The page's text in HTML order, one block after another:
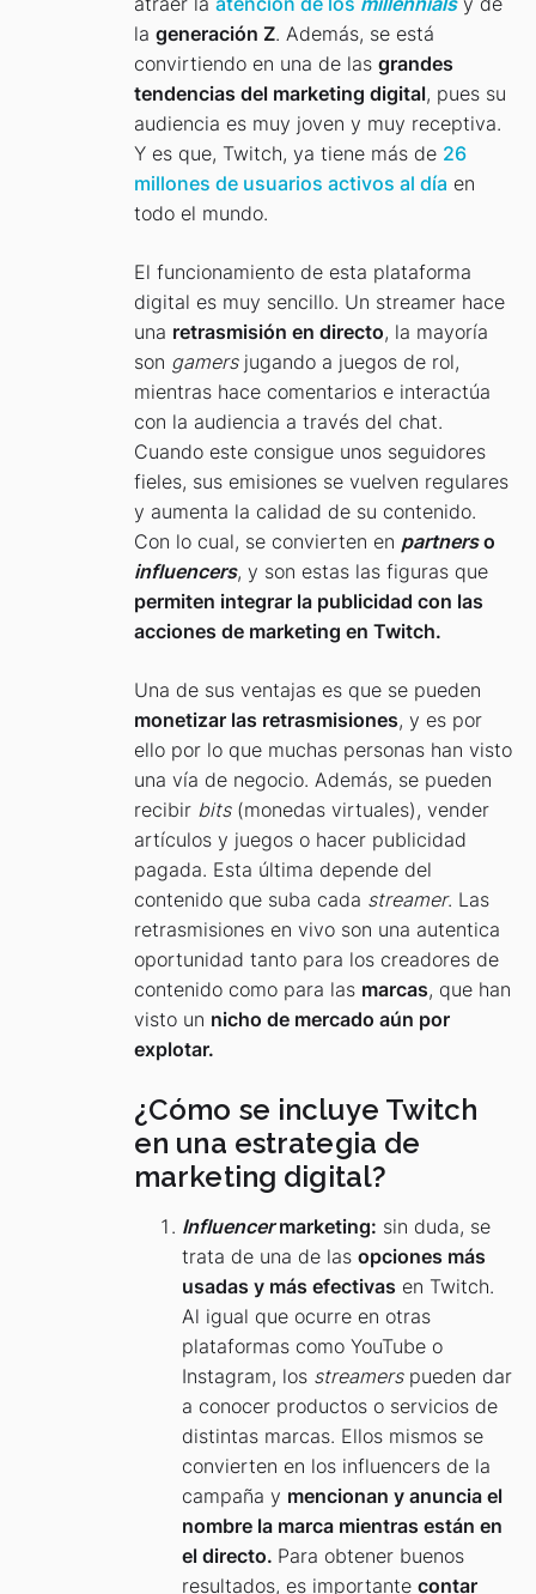
la generación Z. Además, se está
convirtiendo en una de las grandes
tendencias del marketing digital, pues su
audiencia es muy joven y muy receptiva.
Y es que, Twitch, ya tiene más de 26
millones de usuarios activos al día en
todo el mundo.
El funcionamiento de esta plataforma
digital es muy sencillo. Un streamer hace
una retrasmisión en directo, la mayoría
son gamersjugando a juegos de rol,
mientras hace comentarios e interactúa
con la audiencia a través del chat.
Cuando este consigue unos seguidores
fieles, sus emisiones se vuelven regulares
y aumenta la calidad de su contenido.
Con lo cual, se convierten en partnerso
influencers, y son estas las figuras que
permiten integrar la publicidad con las
acciones de marketing en Twitch.
Una de sus ventajas es que se pueden
monetizar las retrasmisiones, y es por
ello por lo que muchas personas han visto
una vía de negocio. Además, se pueden
recibir bits(monedas virtuales), vender
artículos y juegos o hacer publicidad
pagada. Esta última depende del
contenido que suba cada streamer. Las
retrasmisiones en vivo son una autentica
oportunidad tanto para los creadores de
contenido como para las marcas, que han
visto un nicho de mercado aún por
explotar.
¿Cómo se incluye Twitch
en una estrategia de
marketing digital?
Influencermarketing: sin duda, se
trata de una de las opciones más
usadas y más efectivas en Twitch.
Al igual que ocurre en otras
plataformas como YouTube o
Instagram, los streamerspueden dar
a conocer productos o servicios de
distintas marcas. Ellos mismos se
convierten en los influencers de la
campaña y mencionan y anuncia el
nombre la marca mientras están en
el directo. Para obtener buenos
resultados, es importante contar